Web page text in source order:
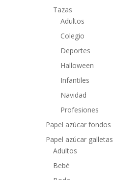
Tazas
Adultos
Colegio
Deportes
Halloween
Infantiles
Navidad
Profesiones
Papel azúcar fondos
Papel azúcar galletas
Adultos
Bebé